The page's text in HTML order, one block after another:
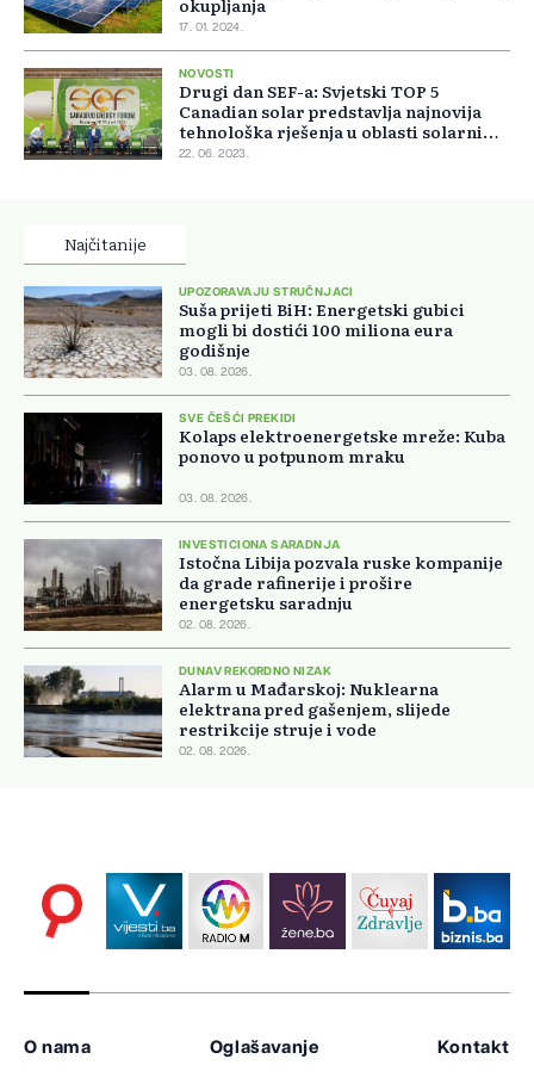
okupljanja
17. 01. 2024.
NOVOSTI
Drugi dan SEF-a: Svjetski TOP 5
Canadian solar predstavlja najnovija
tehnološka rješenja u oblasti solarnih
panela
22. 06. 2023.
Najčitanije
UPOZORAVAJU STRUČNJACI
Suša prijeti BiH: Energetski gubici
mogli bi dostići 100 miliona eura
godišnje
03. 08. 2026.
SVE ČEŠĆI PREKIDI
Kolaps elektroenergetske mreže: Kuba
ponovo u potpunom mraku
03. 08. 2026.
INVESTICIONA SARADNJA
Istočna Libija pozvala ruske kompanije
da grade rafinerije i prošire
energetsku saradnju
02. 08. 2026.
DUNAV REKORDNO NIZAK
Alarm u Mađarskoj: Nuklearna
elektrana pred gašenjem, slijede
restrikcije struje i vode
02. 08. 2026.
O nama Oglašavanje Kontakt